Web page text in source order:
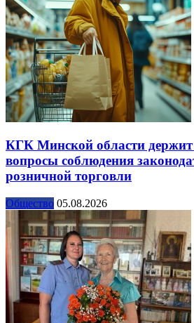
КГК Минской области держит
вопросы соблюдения
розничной торговли
Общество 05.08.2026